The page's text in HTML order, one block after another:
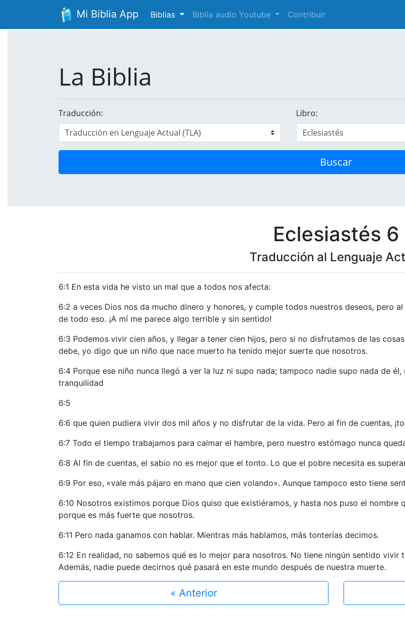
Mi Biblia App Biblias Biblia audio Youtube Contribuir
La Biblia
Traducción: Libro:
Buscar
Eclesiastés 6
Traducción al Lenguaje
6:1 En esta vida he visto un mal que a todos nos afecta:
6:2 a veces Dios nos da mucho dinero y honores, y cumple todos nuestros deseos, pero
de todo eso. ¡A mí me parece algo terrible y sin sentido!
6:3 Podemos vivir cien años, y llegar a tener cien hijos, pero si no disfrutamos de las
debe, yo digo que un niño que nace muerto ha tenido mejor suerte que nosotros.
6:4 Porque ese niño nunca llegó a ver la luz ni supo nada; tampoco nadie supo nada de
tranquilidad
6:5
6:6 que quien pudiera vivir dos mil años y no disfrutar de la vida. Pero al fin de cuentas,
6:7 Todo el tiempo trabajamos para calmar el hambre, pero nuestro estómago nunca
6:8 Al fin de cuentas, el sabio no es mejor que el tonto. Lo que el pobre necesita es
6:9 Por eso, «vale más pájaro en mano que cien volando». Aunque tampoco esto tiene
6:10 Nosotros existimos porque Dios quiso que existiéramos, y hasta nos puso el nombre
porque es más fuerte que nosotros.
6:11 Pero nada ganamos con hablar. Mientras más hablamos, más tonterías decimos.
6:12 En realidad, no sabemos qué es lo mejor para nosotros. No tiene ningún sentido
Además, nadie puede decirnos qué pasará en este mundo después de nuestra muerte.
« Anterior